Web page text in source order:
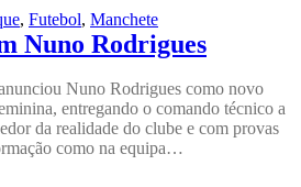
, Futebol, Manchete
Nuno Rodrigues
Nuno Rodrigues como novo
entregando o comando técnico a
da realidade do clube e com provas
como na equipa…